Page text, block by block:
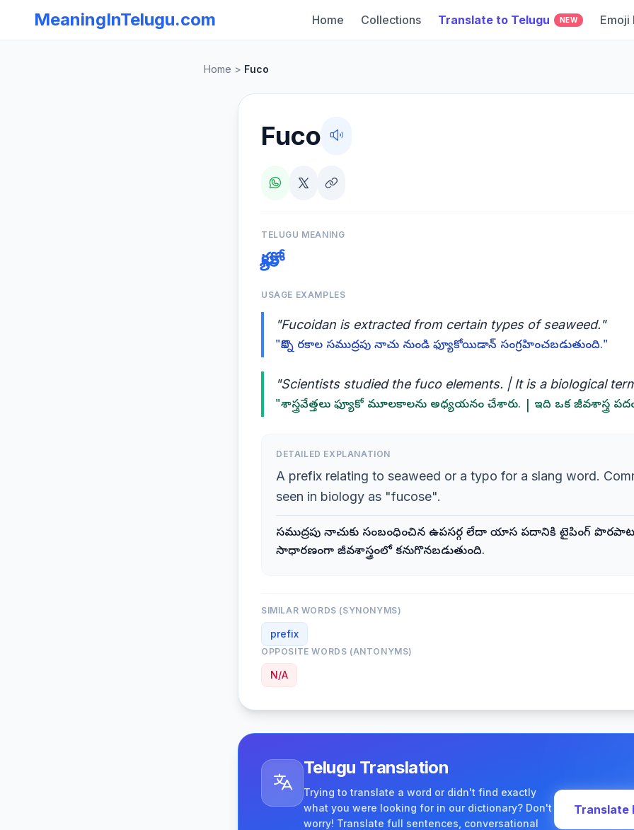
MeaningInTelugu.com Home Collections Translate to Telugu NEW Emoji
Home > Fuco
Fuco
TELUGU MEANING
ఫ్యూకో
USAGE EXAMPLES
"Fucoidan is extracted from certain types of seaweed."
"కొన్ని రకాల సముద్రపు నాచు నుండి ఫ్యూకోయిడాన్ సంగ్రహించబడుతుంది."
"Scientists studied the fuco elements. | It is a biological
"శాస్త్రవేత్తలు ఫ్యూకో మూలకాలను అధ్యయనం చేశారు. | ఇది ఒక జీవశాస్త్ర
DETAILED EXPLANATION
A prefix relating to seaweed or a typo for a slang word.
seen in biology as "fucose".
సముద్రపు నాచుకు సంబంధించిన ఉపసర్గ లేదా యాస పదానికి టైపింగ్
సాధారణంగా జీవశాస్త్రంలో కనుగొనబడుతుంది.
SIMILAR WORDS (SYNONYMS)
prefix
OPPOSITE WORDS (ANTONYMS)
N/A
Telugu Translation
Trying to translate a word or didn't find exactly
what you were looking for in our dictionary? Don't
worry! Translate full sentences, conversational
Translate